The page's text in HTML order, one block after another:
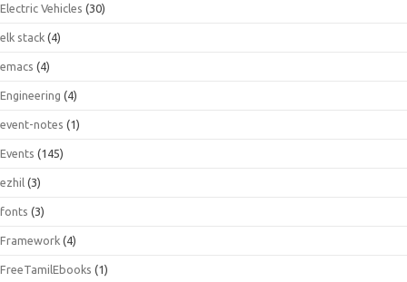
Electric Vehicles (30)
elk stack (4)
emacs (4)
Engineering (4)
event-notes (1)
Events (145)
ezhil (3)
fonts (3)
Framework (4)
FreeTamilEbooks (1)